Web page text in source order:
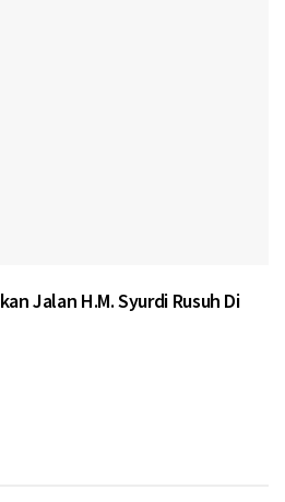
Jalan H.M. Syurdi Rusuh Di